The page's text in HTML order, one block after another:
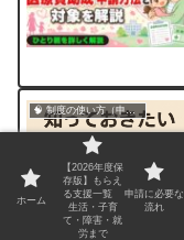
🧠 制度の使い方（申請・相談など）
ホーム
【2026年度保
存版】もらえ
る支援一覧
生活・子育
て・障害・就
労まで
申請に必要な
流れ